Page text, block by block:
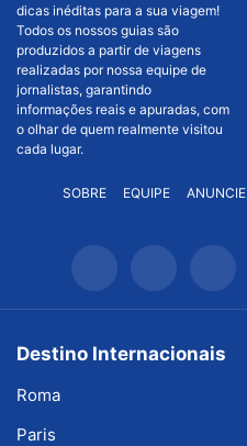
dicas inéditas para a sua viagem!
Todos os nossos guias são
produzidos a partir de viagens
realizadas por nossa equipe de
jornalistas, garantindo
informações reais e apuradas, com
o olhar de quem realmente visitou
cada lugar.
SOBRE EQUIPE ANUNCIE
Destino Internacionais
Roma
Paris